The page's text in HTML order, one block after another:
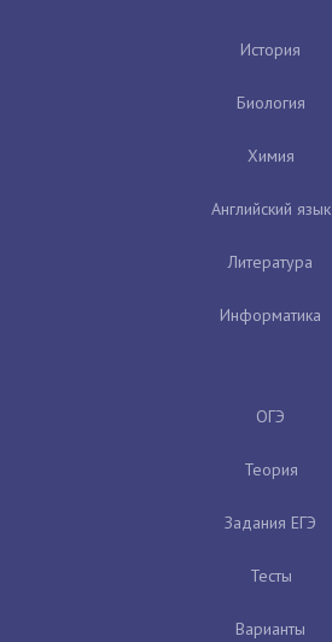
История
Биология
Химия
Английский язык
Литература
Информатика
ОГЭ
Теория
Задания ЕГЭ
Тесты
Варианты